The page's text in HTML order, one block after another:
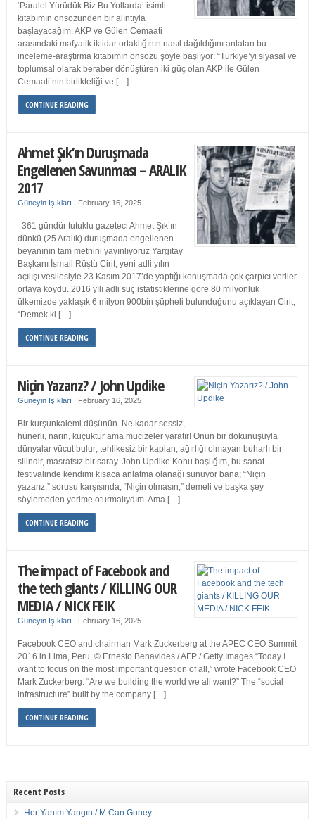
‘Paralel Yürüdük Biz Bu Yollarda’ isimli
kitabımın önsözünden bir alıntıyla
başlayacağım. AKP ve Gülen Cemaati
arasındaki mafyatik iktidar ortaklığının nasıl dağıldığını anlatan bu
inceleme-araştırma kitabımın önsözü şöyle başlıyor: “Türkiye’yi siyasal ve
toplumsal olarak beraber dönüştüren iki güç olan AKP ile Gülen
Cemaati’nin birlikteliği ve […]
CONTINUE READING
Ahmet Şık’ın Duruşmada
Engellenen Savunması – ARALIK
2017
Güneyin Işıkları | February 16, 2025
361 gündür tutuklu gazeteci Ahmet Şık’ın
dünkü (25 Aralık) duruşmada engellenen
beyanının tam metnini yayınlıyoruz Yargıtay
Başkanı İsmail Rüştü Cirit, yeni adli yılın
açılışı vesilesiyle 23 Kasım 2017’de yaptığı konuşmada çok çarpıcı veriler
ortaya koydu. 2016 yılı adli suç istatistiklerine göre 80 milyonluk
ülkemizde yaklaşık 6 milyon 900bin şüpheli bulunduğunu açıklayan Cirit;
“Demek ki […]
CONTINUE READING
Niçin Yazarız? / John Updike
Güneyin Işıkları | February 16, 2025
Bir kurşunkalemi düşünün. Ne kadar sessiz,
hünerli, narin, küçüktür ama mucizeler yaratır! Onun bir dokunuşuyla
dünyalar vücut bulur; tehlikesiz bir kaplan, ağırlığı olmayan buharlı bir
silindir, masrafsız bir saray. John Updike Konu başlığım, bu sanat
festivalinde kendimi kısaca anlatma olanağı sunuyor bana; “Niçin
yazarız,” sorusu karşısında, “Niçin olmasın,” demeli ve başka şey
söylemeden yerime oturmalıydım. Ama […]
CONTINUE READING
The impact of Facebook and
the tech giants / KILLING OUR
MEDIA / NICK FEIK
Güneyin Işıkları | February 16, 2025
Facebook CEO and chairman Mark Zuckerberg at the APEC CEO Summit
2016 in Lima, Peru. © Ernesto Benavides / AFP / Getty Images “Today I
want to focus on the most important question of all,” wrote Facebook CEO
Mark Zuckerberg. “Are we building the world we all want?” The “social
infrastructure” built by the company […]
CONTINUE READING
Recent Posts
Her Yanım Yangın / M Can Guney